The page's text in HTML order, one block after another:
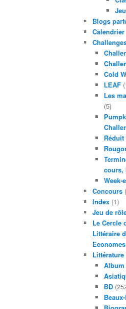
Blogs
Cold
LEAF
Les
(5)
Réduit
cours,
Week-
Concours
Index (1)
Jeu de
Le Cercle
Littéraire
Economes
Littérature
Album
BD